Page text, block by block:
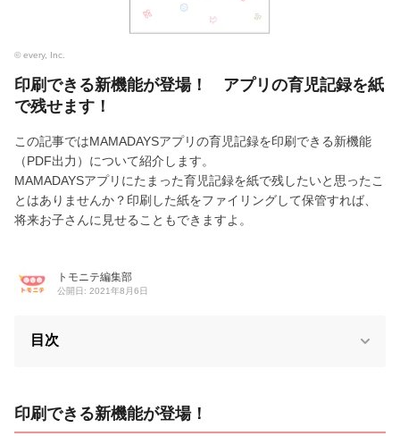
© every, Inc.
印刷できる新機能が登場！ アプリの育児記録を紙
で残せます！
この記事ではMAMADAYSアプリの育児記録を印刷できる新機能
（PDF出力）について紹介します。
MAMADAYSアプリにたまった育児記録を紙で残したいと思ったこ
とはありませんか？印刷した紙をファイリングして保管すれば、
将来お子さんに見せることもできますよ。
トモニテ編集部
公開日: 2021年8月6日
目次
印刷できる新機能が登場！